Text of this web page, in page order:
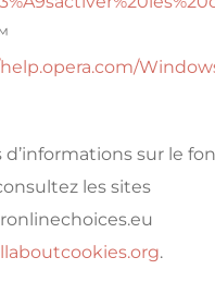
d’informations sur le
les sites
.